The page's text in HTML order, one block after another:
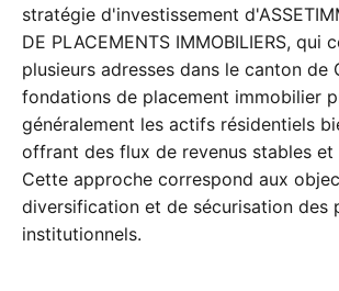
stratégie d'investissement
DE PLACEMENTS IMMOBILIERS, qui
plusieurs adresses dans le canton de
fondations de placement immobilier
généralement les actifs résidentiels
offrant des flux de revenus stables et
Cette approche correspond aux
diversification et de sécurisation des
institutionnels.